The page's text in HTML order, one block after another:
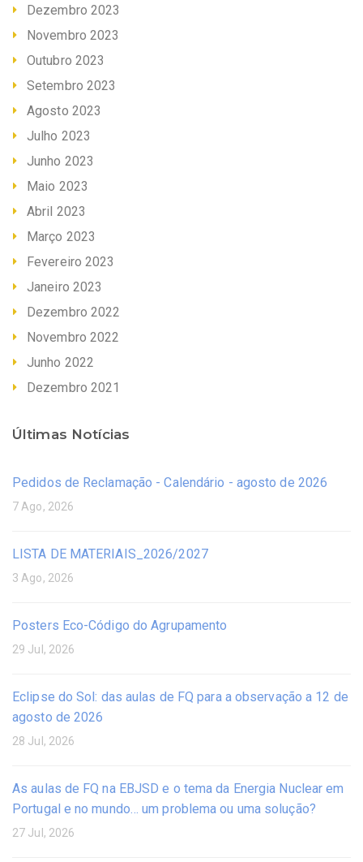
Dezembro 2023
Novembro 2023
Outubro 2023
Setembro 2023
Agosto 2023
Julho 2023
Junho 2023
Maio 2023
Abril 2023
Março 2023
Fevereiro 2023
Janeiro 2023
Dezembro 2022
Novembro 2022
Junho 2022
Dezembro 2021
Últimas Notícias
Pedidos de Reclamação - Calendário - agosto de 2026
7 Ago, 2026
LISTA DE MATERIAIS_2026/2027
3 Ago, 2026
Posters Eco-Código do Agrupamento
29 Jul, 2026
Eclipse do Sol: das aulas de FQ para a observação a 12 de
agosto de 2026
28 Jul, 2026
As aulas de FQ na EBJSD e o tema da Energia Nuclear em
Portugal e no mundo… um problema ou uma solução?
27 Jul, 2026